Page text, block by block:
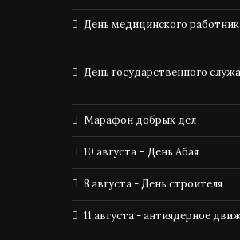
День медицинского
День государственного
Марафон добрых дел
10 августа – День Абая
8 августа - День строителя
11 августа - антиядерное